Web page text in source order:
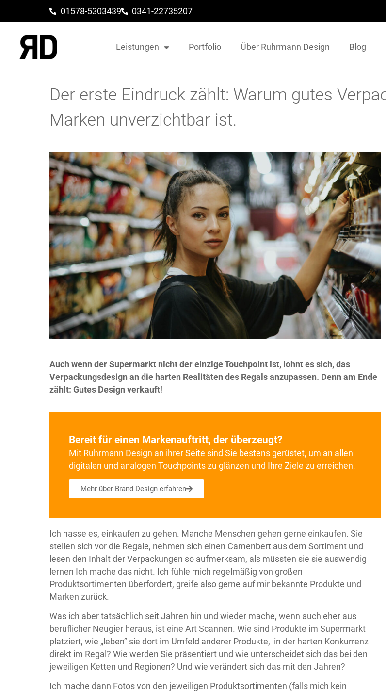
01578-5303439 0341-22735207
Leistungen Portfolio Über Ruhrmann Design Blog
Der erste Eindruck zählt: Warum gutes
Marken unverzichtbar ist.
Auch wenn der Supermarkt nicht der einzige Touchpoint ist, lohnt es sich, das
Verpackungsdesign an die harten Realitäten des Regals anzupassen. Denn am Ende
zählt: Gutes Design verkauft!
Bereit für einen Markenauftritt, der überzeugt?
Mit Ruhrmann Design an ihrer Seite sind Sie bestens gerüstet, um an allen
digitalen und analogen Touchpoints zu glänzen und Ihre Ziele zu erreichen.
Mehr über Brand Design erfahren
Ich hasse es, einkaufen zu gehen. Manche Menschen gehen gerne einkaufen. Sie
stellen sich vor die Regale, nehmen sich einen Camenbert aus dem Sortiment und
lesen den Inhalt der Verpackungen so aufmerksam, als müssten sie sie auswendig
lernen Ich mache das nicht. Ich fühle mich regelmäßig von großen
Produktsortimenten überfordert, greife also gerne auf mir bekannte Produkte und
Marken zurück.
Was ich aber tatsächlich seit Jahren hin und wieder mache, wenn auch eher aus
beruflicher Neugier heraus, ist eine Art Scannen. Wie sind Produkte im Supermarkt
platziert, wie „leben” sie dort im Umfeld anderer Produkte, in der harten Konkurrenz
direkt im Regal? Wie werden Sie präsentiert und wie unterscheidet sich das bei den
jeweiligen Ketten und Regionen? Und wie verändert sich das mit den Jahren?
Ich mache dann Fotos von den jeweiligen Produktsortimenten (falls mich kein